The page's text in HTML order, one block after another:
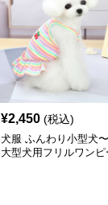
¥2,450 (税込)
犬服 ふんわり小型犬〜
大型犬用フリルワンピ